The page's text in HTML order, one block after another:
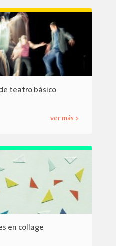
teatro básico
ver más >
en collage